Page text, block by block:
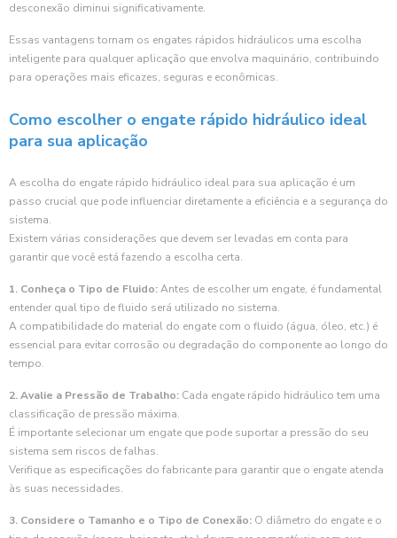
desconexão diminui significativamente.
Essas vantagens tornam os engates rápidos hidráulicos uma escolha
inteligente para qualquer aplicação que envolva maquinário, contribuindo
para operações mais eficazes, seguras e econômicas.
Como escolher o engate rápido hidráulico ideal
para sua aplicação
A escolha do engate rápido hidráulico ideal para sua aplicação é um
passo crucial que pode influenciar diretamente a eficiência e a segurança do
sistema.
Existem várias considerações que devem ser levadas em conta para
garantir que você está fazendo a escolha certa.
1. Conheça o Tipo de Fluido:Antes de escolher um engate, é fundamental
entender qual tipo de fluido será utilizado no sistema.
A compatibilidade do material do engate com o fluido (água, óleo, etc.) é
essencial para evitar corrosão ou degradação do componente ao longo do
tempo.
2. Avalie a Pressão de Trabalho: Cada engate rápido hidráulico tem uma
classificação de pressão máxima.
É importante selecionar um engate que pode suportar a pressão do seu
sistema sem riscos de falhas.
Verifique as especificações do fabricante para garantir que o engate atenda
às suas necessidades.
3. Considere o Tamanho e o Tipo de Conexão: O diâmetro do engate e o